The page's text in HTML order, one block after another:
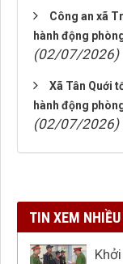
Công an xã
hành động
(02/07/2026)
Xã Tân Quới
hành động
(02/07/2026)
TIN XEM NHIỀU